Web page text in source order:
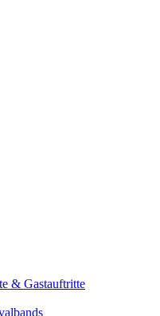
& Gastauftritte